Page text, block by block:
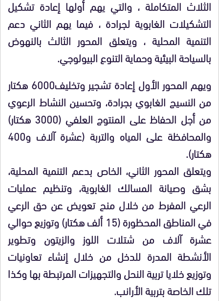
الثلاث المتكاملة ، والتي يهم أولها إعادة تشكيل
التشكيلات الغابوية لجرادة ، فيما يهم الثاني دعم
التنمية المحلية ، ويتعلق المحور الثالث بالنهوض
بالسياحة البيئية وحماية التنوع البيولوجي.
ويهم المحور الأول إعادة تشجير وتخليف6000 هكتار
من النسيج الغابوي بجرادة، وتحسين النشاط الرعوي
من أجل الحفاظ على المنتوج العلفي (3000 هكتار)
والمحافظة على المياه والتربة (عشرة آلاف و400
هكتار).
ويتعلق المحور الثاني، الخاص بدعم التنمية المحلية،
بشق وصيانة المسالك الغابوية، وتنظيم عمليات
الرعي المفرط من خلال منح تعويض عن حق الرعي
في المناطق المحظورة (15 ألف هكتار) وتوزيع حوالي
عشرة آلاف من شتلات اللوز والزيتون وتطوير
الأنشطة المدرة للدخل من خلال إنشاء تعاونيات
وتوزيع خلايا تربية النحل والتجهيزات المرتبطة بها وكذا
تلك الخاصة بتربية الأرانب.